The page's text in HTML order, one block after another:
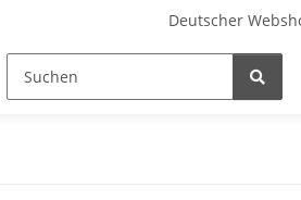
Deutscher